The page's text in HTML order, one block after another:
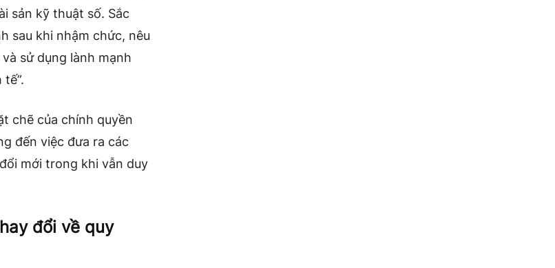
sản kỹ thuật số. Sắc
sau khi nhậm chức, nêu
sử dụng lành mạnh
chẽ của chính quyền
đến việc đưa ra các
mới trong khi vẫn duy
đổi về quy